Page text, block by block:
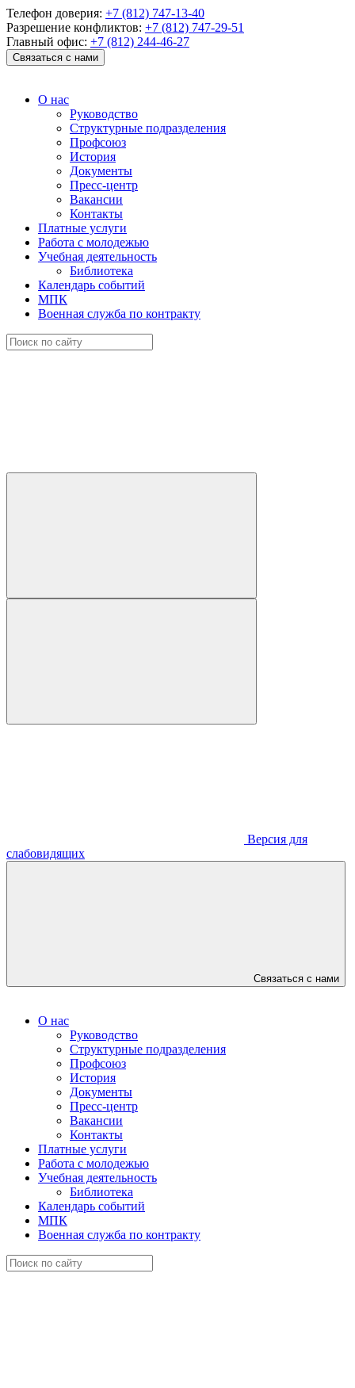
Телефон доверия: +7 (812) 747-13-40
Разрешение конфликтов: +7 (812) 747-29-51
Главный офис: +7 (812) 244-46-27
Связаться с нами
О нас
Руководство
Структурные подразделения
Профсоюз
История
Документы
Пресс-центр
Вакансии
Контакты
Платные услуги
Работа с молодежью
Учебная деятельность
Библиотека
Календарь событий
МПК
Военная служба по контракту
Версия для
слабовидящих
Связаться с нами
О нас
Руководство
Структурные подразделения
Профсоюз
История
Документы
Пресс-центр
Вакансии
Контакты
Платные услуги
Работа с молодежью
Учебная деятельность
Библиотека
Календарь событий
МПК
Военная служба по контракту